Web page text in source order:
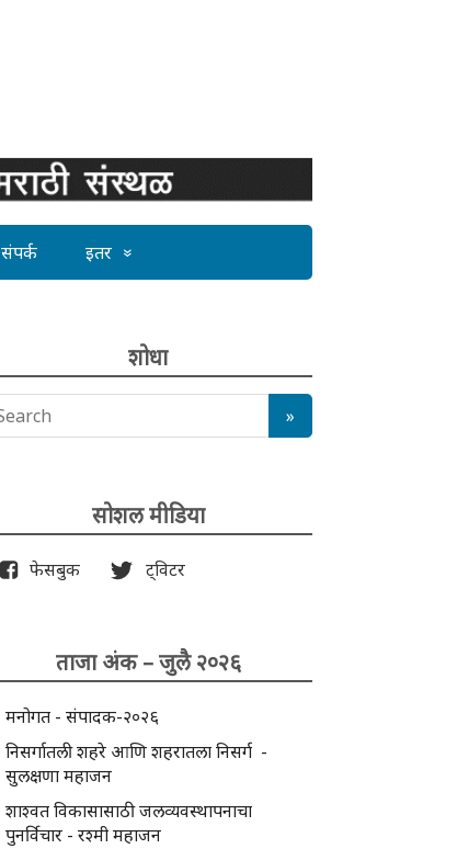
संपर्क इतर
शोधा
सोशल मीडिया
फेसबुक ट्विटर
ताजा अंक – जुलै २०२६
मनोगत - संपादक-२०२६
निसर्गातली शहरे आणि शहरातला निसर्ग -
सुलक्षणा महाजन
शाश्वत विकासासाठी जलव्यवस्थापनाचा
पुनर्विचार - रश्मी महाजन